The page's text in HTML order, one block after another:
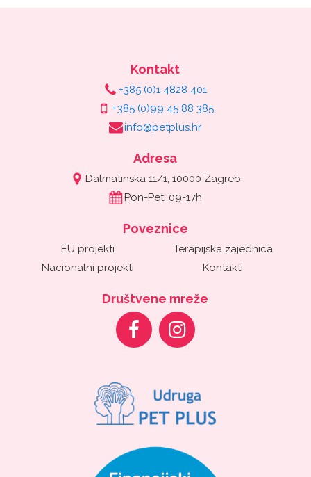
Kontakt
+385 (0)1 4828 401
+385 (0)99 45 88 385
info@petplus.hr
Adresa
Dalmatinska 11/1, 10000 Zagreb
Pon-Pet: 09-17h
Poveznice
EU projekti
Nacionalni projekti
Terapijska zajednica
Kontakti
Društvene mreže